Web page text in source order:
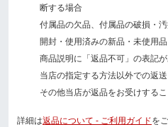
断する場合
付属品の欠品、付属品の破損・
開封・使用済みの新品・未使用品
商品説明に「返品不可」の表記
当店の指定する方法以外での返
その他当店が返品をお受けする
詳細は返品について - ご利用ガイドを